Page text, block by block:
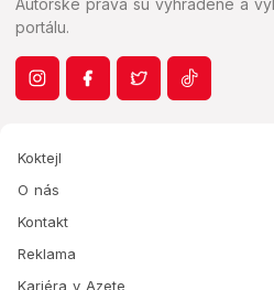
Autorské práva sú vyhradené a
portálu.
Koktejl
O nás
Kontakt
Reklama
Kariéra v Azete